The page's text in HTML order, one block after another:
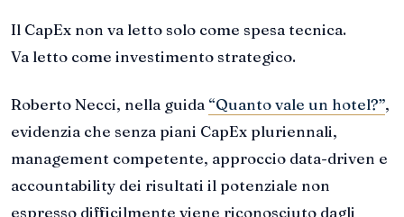
Il CapEx non va letto solo come spesa tecnica.
Va letto come investimento strategico.
Roberto Necci, nella guida “Quanto vale un hotel?”,
evidenzia che senza piani CapEx pluriennali,
management competente, approccio data-driven e
accountability dei risultati il potenziale non
espresso difficilmente viene riconosciuto dagli